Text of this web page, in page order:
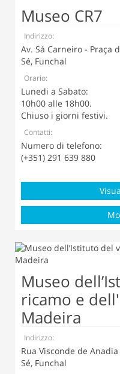
Museo CR7
Indirizzo:
Av. Sá Carneiro - Praça
Sé, Funchal
Orario:
Lunedi a Sabato:
10h00 alle 18h00.
Chiuso i giorni festivi.
Contatti:
Numero di telefono:
(+351) 291 639 880
Museo
ricamo e
Madeira
Indirizzo:
Rua Visconde de
Sé, Funchal